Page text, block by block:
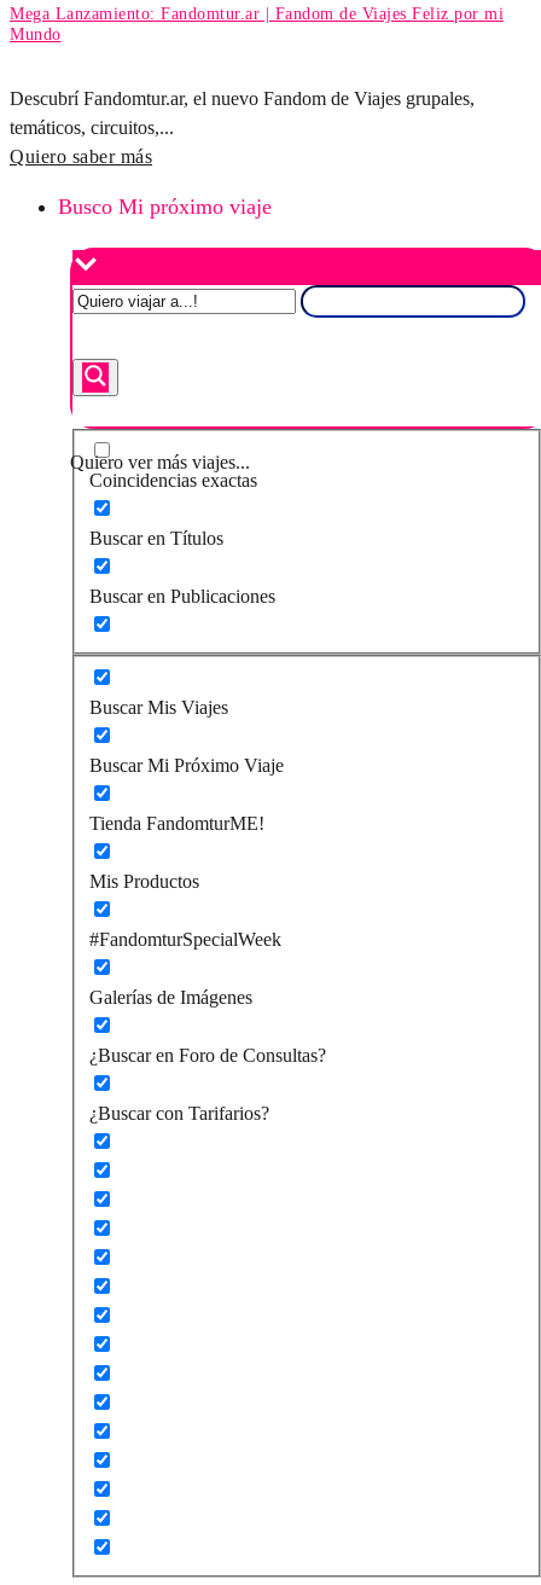
Mega Lanzamiento: Fandomtur.ar | Fandom de Viajes Feliz por mi
Mundo
Descubrí Fandomtur.ar, el nuevo Fandom de Viajes grupales,
temáticos, circuitos,...
Quiero saber más
Busco Mi próximo viaje
Quiero ver más viajes...
Coincidencias exactas
Buscar en Títulos
Buscar en Publicaciones
Buscar Mis Viajes
Buscar Mi Próximo Viaje
Tienda FandomturME!
Mis Productos
#FandomturSpecialWeek
Galerías de Imágenes
¿Buscar en Foro de Consultas?
¿Buscar con Tarifarios?